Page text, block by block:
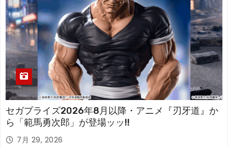
セガプライズ2026年8月以降・アニメ『刃牙道』か
ら「範馬勇次郎」が登場ッッ!!
7月 29, 2026